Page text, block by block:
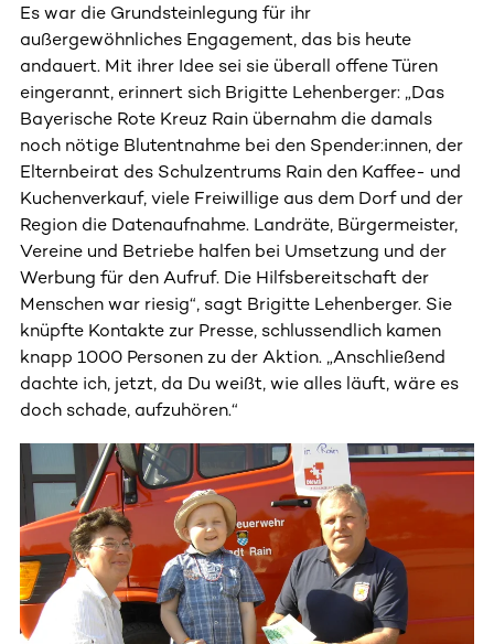
Es war die Grundsteinlegung für ihr
außergewöhnliches Engagement, das bis heute
andauert. Mit ihrer Idee sei sie überall offene Türen
eingerannt, erinnert sich Brigitte Lehenberger: „Das
Bayerische Rote Kreuz Rain übernahm die damals
noch nötige Blutentnahme bei den Spender:innen, der
Elternbeirat des Schulzentrums Rain den Kaffee- und
Kuchenverkauf, viele Freiwillige aus dem Dorf und der
Region die Datenaufnahme. Landräte, Bürgermeister,
Vereine und Betriebe halfen bei Umsetzung und der
Werbung für den Aufruf. Die Hilfsbereitschaft der
Menschen war riesig“, sagt Brigitte Lehenberger. Sie
knüpfte Kontakte zur Presse, schlussendlich kamen
knapp 1000 Personen zu der Aktion. „Anschließend
dachte ich, jetzt, da Du weißt, wie alles läuft, wäre es
doch schade, aufzuhören.“